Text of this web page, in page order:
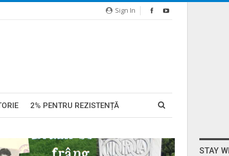
Sign In
2% PENTRU REZISTENȚĂ
STAY